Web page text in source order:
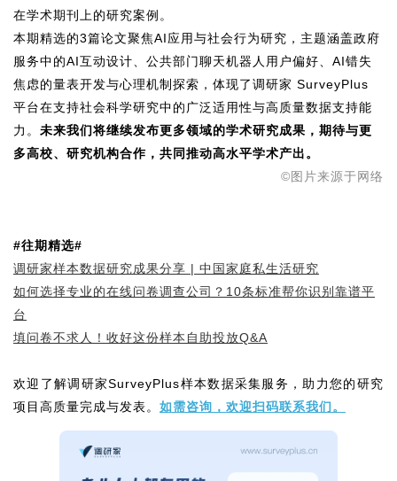
在学术期刊上的研究案例。
本期精选的3篇论文聚焦AI应用与社会行为研究，主题涵盖政府
服务中的AI互动设计、公共部门聊天机器人用户偏好、AI错失
焦虑的量表开发与心理机制探索，体现了调研家 SurveyPlus
平台在支持社会科学研究中的广泛适用性与高质量数据支持能
力。 未来我们将继续发布更多领域的学术研究成果，期待与更
多高校、研究机构合作，共同推动高水平学术产出。
©图片来源于网络
#往期精选#
调研家样本数据研究成果分享 | 中国家庭私生活研究
如何选择专业的在线问卷调查公司？10条标准帮你识别靠谱平
台
填问卷不求人！收好这份样本自助投放Q&A
欢迎了解调研家SurveyPlus样本数据采集服务，助力您的研究
项目高质量完成与发表。 如需咨询，欢迎扫码联系我们。